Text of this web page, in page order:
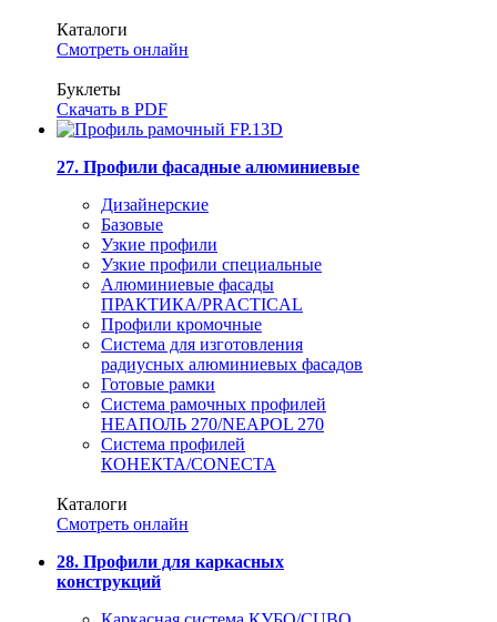
Каталоги
Смотреть онлайн
Буклеты
Скачать в PDF
27. Профили фасадные алюминиевые
Дизайнерские
Базовые
Узкие профили
Узкие профили специальные
Алюминиевые фасады
ПРАКТИКА/PRACTICAL
Профили кромочные
Система для изготовления
радиусных алюминиевых фасадов
Готовые рамки
Система рамочных профилей
НЕАПОЛЬ 270/NEAPOL 270
Система профилей
КОНЕКТА/CONECTA
Каталоги
Смотреть онлайн
28. Профили для каркасных
конструкций